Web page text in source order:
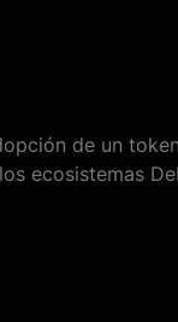
de un
ecosistemas